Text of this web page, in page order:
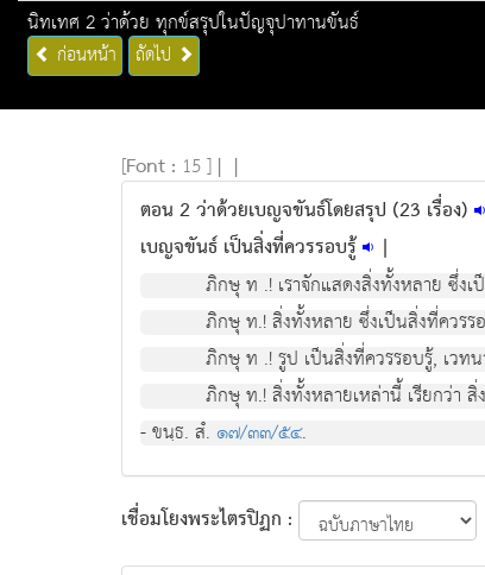
นิทเทศ 2 ว่าด้วย ทุกข์สรุปในปัญจุปาทานขันธ์
ก่อนหน้า ถัดไป
[Font : 15 ] | |
ตอน 2 ว่าด้วยเบญจขันธ์โดยสรุป (23 เรื่อง)
เบญจขันธ์ เป็นสิ่งที่ควรรอบรู้
|
ภิกษุ ท .! เราจักแสดงสิ่งทั้งหลาย ซึ่งเป
ภิกษุ ท.! สิ่งทั้งหลาย ซึ่งเปนสิ่งที่ควรรอบรู
ภิกษุ ท .! รูป เปนสิ่งที่ควรรอบรู, เวท
ภิกษุ ท.! สิ่งทั้งหลายเหลานี้ เรียกวา สิ่
- ขนฺธ. สํ. ๑๗/๓๓/๕๔.
เชื่อมโยงพระไตรปิฏก :